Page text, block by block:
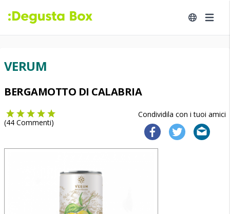
VERUM
BERGAMOTTO DI CALABRIA
Condividila con i tuoi amici
(44 Commenti)